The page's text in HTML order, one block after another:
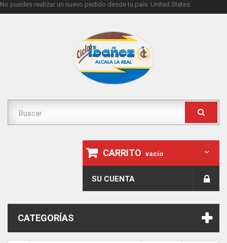
No puedes realizar un nuevo pedido desde tu país. United States
CARRITO vacío
SU CUENTA
CATEGORÍAS